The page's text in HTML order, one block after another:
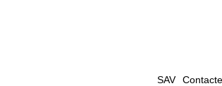
SAV